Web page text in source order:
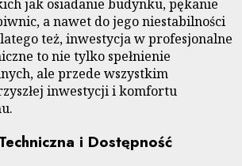
jak osiadanie budynku, pękanie
a nawet do jego niestabilności
też, inwestycja w profesjonalne
to nie tylko spełnienie
ale przede wszystkim
inwestycji i komfortu
i Dostępność